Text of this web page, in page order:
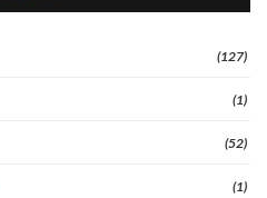
(127)
(1)
(52)
(1)